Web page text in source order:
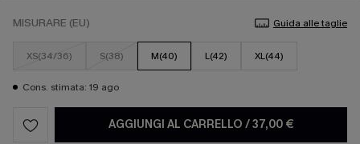
MISURARE (EU) Guida alle taglie
XS(34/36) S(38) M(40) L(42) XL(44)
Cons. stimata: 19 ago
AGGIUNGI AL CARRELLO /37,00 €